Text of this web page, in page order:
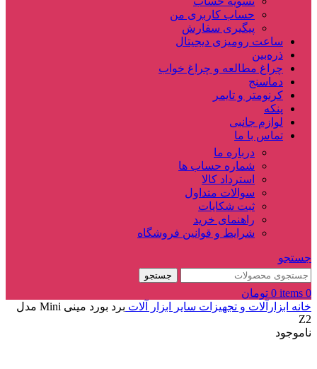
حساب کاربری من
پیگیری سفارش
ساعت‌ رومیزی دیجیتال
ذره‌بین‌
چراغ مطالعه و چراغ خواب
دماسنج‌
کرنومتر و تایمر
پنکه
لوازم جانبی
تماس با ما
درباره ما
شماره حساب ها
استرداد کالا
سوالات متداول
ثبت شکایات
راهنمای خرید
شرایط و قوانین فروشگاه
جستجو
جستجو
0
items
0 تومان
خانه ابزارآلات و تجهیزات سایر ابزار آلات
برد بورد مینی Mini مدل
Z2
ناموجود